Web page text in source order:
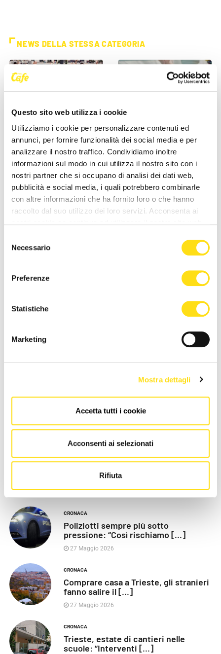
Questo sito web utilizza i cookie
Utilizziamo i cookie per personalizzare contenuti ed
annunci, per fornire funzionalità dei social media e per
analizzare il nostro traffico. Condividiamo inoltre
informazioni sul modo in cui utilizza il nostro sito con i
nostri partner che si occupano di analisi dei dati web,
pubblicità e social media, i quali potrebbero combinarle
con altre informazioni che ha fornito loro o che hanno
raccolto dal suo utilizzo dei loro servizi. Acconsenta ai
delNecessario
Preferenze
Statistiche
Marketing
Mostra dettagli
Accetta tutti i cookie
Acconsenti ai selezionati
Rifiuta
NEWS DELLA STESSA CATEGORIA
EVENTI
Trieste si sveglia a ritmo di
musica: domenica torna il
Morning Club in piazza [...]
27 Maggio 2026
EVENTI
Clara porta il suo pop tra le
mura della storia: l’11 luglio il
concerto al [...]
27 Maggio 2026
collezioni egizie di
Massimiliano ispirano [...]
sogno a Miramare: le note di
MissMas trasformano il [...]
LE PIÙ RECENTI
POLITICA
chiusa”, Vaccarezza [...]
27 Maggio 2026
CRONACA
Poliziotti sempre più sotto
pressione: “Così rischiamo [...]
27 Maggio 2026
CRONACA
Comprare casa a Trieste, gli stranieri
fanno salire il [...]
27 Maggio 2026
CRONACA
Trieste, estate di cantieri nelle
scuole: “Interventi [...]